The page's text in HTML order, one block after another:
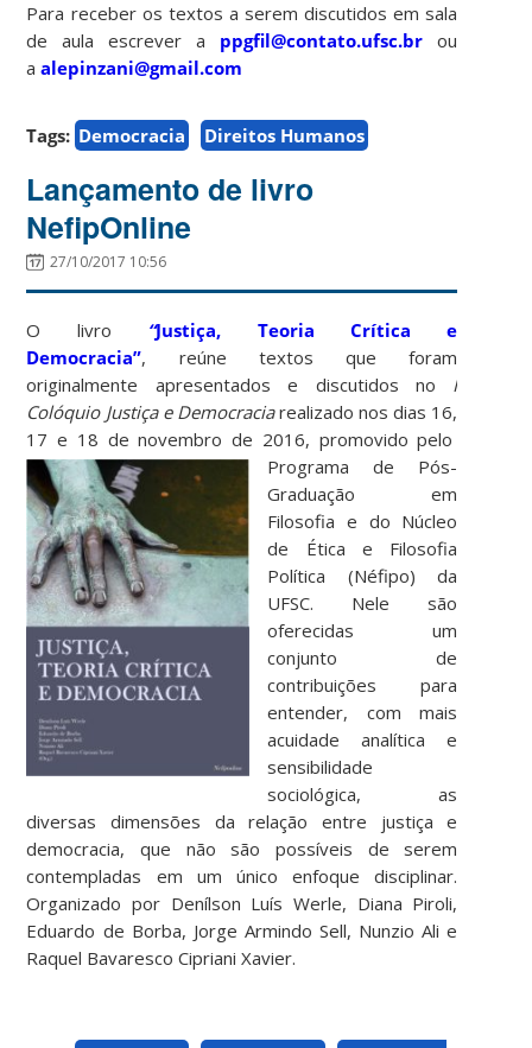
Para receber os textos a serem discutidos em sala
de aula escrever a ppgfil@contato.ufsc.br ou
aalepinzani@gmail.com
Tags: Democracia Direitos Humanos
Lançamento de livro
NefipOnline
27/10/2017 10:56
O livro “Justiça, Teoria Crítica e
Democracia”, reúne textos que foram
originalmente apresentados e discutidos no I
Colóquio Justiça e Democraciarealizado nos dias 16,
17 e 18 de novembro de 2016, promovido pelo
Programa de Pós-
Graduação em
Filosofia e do Núcleo
de Ética e Filosofia
Política (Néfipo) da
UFSC. Nele são
oferecidas um
conjunto de
contribuições para
entender, com mais
acuidade analítica e
sensibilidade
sociológica, as
diversas dimensões da relação entre justiça e
democracia, que não são possíveis de serem
contempladas em um único enfoque disciplinar.
Organizado por Denílson Luís Werle, Diana Piroli,
Eduardo de Borba, Jorge Armindo Sell, Nunzio Ali e
Raquel Bavaresco Cipriani Xavier.